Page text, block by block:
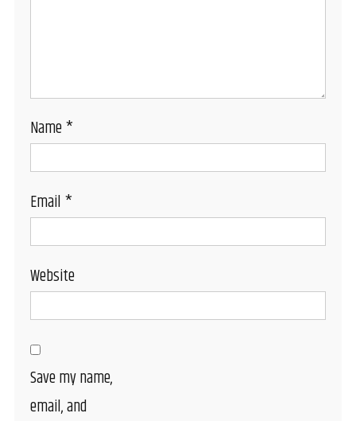
Name*
Email*
Website
Save my name,
email, and